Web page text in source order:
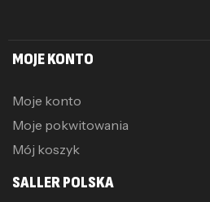
MOJE KONTO
Moje konto
Moje pokwitowania
Mój koszyk
SALLER POLSKA